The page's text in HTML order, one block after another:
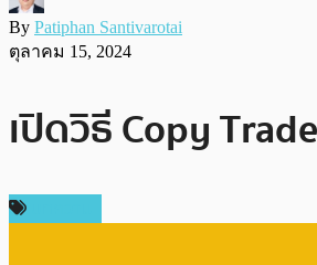
By Patiphan Santivarotai
ตุลาคม 15, 2024
เปิดวิธี Copy